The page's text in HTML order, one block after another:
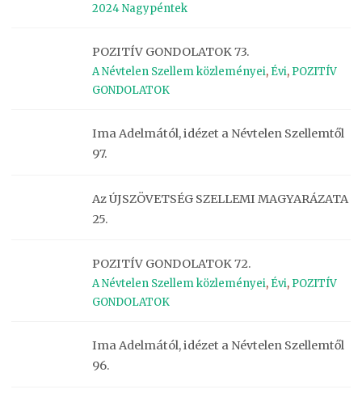
2024 Nagypéntek
POZITÍV GONDOLATOK 73.
A Névtelen Szellem közleményei, Évi, POZITÍV
GONDOLATOK
Ima Adelmától, idézet a Névtelen Szellemtől
97.
Az ÚJSZÖVETSÉG SZELLEMI MAGYARÁZATA
25.
POZITÍV GONDOLATOK 72.
A Névtelen Szellem közleményei, Évi, POZITÍV
GONDOLATOK
Ima Adelmától, idézet a Névtelen Szellemtől
96.